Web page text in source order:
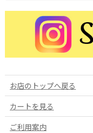
お店のトップへ戻る
カートを見る
ご利用案内